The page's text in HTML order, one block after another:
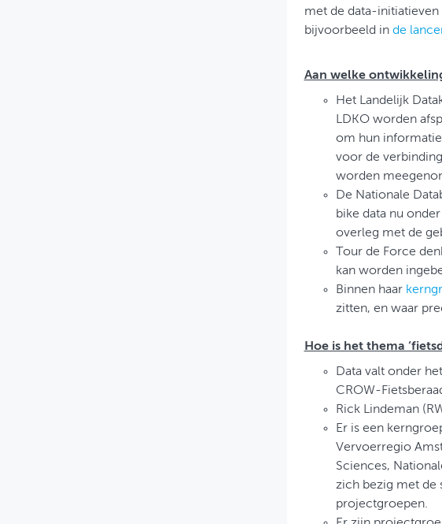
met de data-
bijvoorbeeld in de
Aan welke
Het Landelijk
LDKO worden
om hun
voor de
worden
De Nationale
bike data nu
overleg met de
Tour de Force
kan worden
Binnen haar
zitten, en waar
Hoe is het thema
Data valt onder het
CROW-
Rick Lindeman
Er is een
Vervoerregio
Sciences,
zich bezig met de
projectgroepen.